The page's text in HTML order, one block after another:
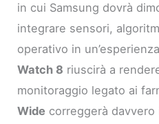
in cui Samsung dovrà
integrare sensori,
operativo in
Watch 8 riuscirà a
monitoraggio legato ai
Wide correggerà